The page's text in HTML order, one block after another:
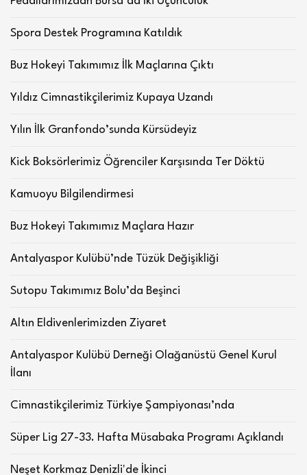
Spora Destek Programına Katıldık
Buz Hokeyi Takımımız İlk Maçlarına Çıktı
Yıldız Cimnastikçilerimiz Kupaya Uzandı
Yılın İlk Granfondo’sunda Kürsüdeyiz
Kick Boksörlerimiz Öğrenciler Karşısında Ter Döktü
Kamuoyu Bilgilendirmesi
Buz Hokeyi Takımımız Maçlara Hazır
Antalyaspor Kulübü’nde Tüzük Değişikliği
Sutopu Takımımız Bolu’da Beşinci
Altın Eldivenlerimizden Ziyaret
Antalyaspor Kulübü Derneği Olağanüstü Genel Kurul
İlanı
Cimnastikçilerimiz Türkiye Şampiyonası’nda
Süper Lig 27-33. Hafta Müsabaka Programı Açıklandı
Neşet Korkmaz Denizli'de İkinci